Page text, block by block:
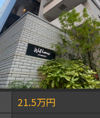
21.5万円